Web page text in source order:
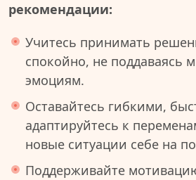
рекомендации:
Учитесь принимать
спокойно, не поддаваясь
эмоциям.
Оставайтесь гибкими,
адаптируйтесь к
новые ситуации себе на
Поддерживайте